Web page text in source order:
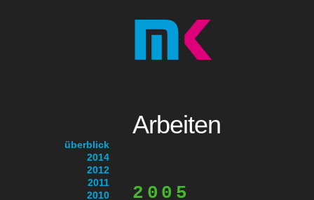
überblick
2014
2012
2011
2010
Arbeiten
2005